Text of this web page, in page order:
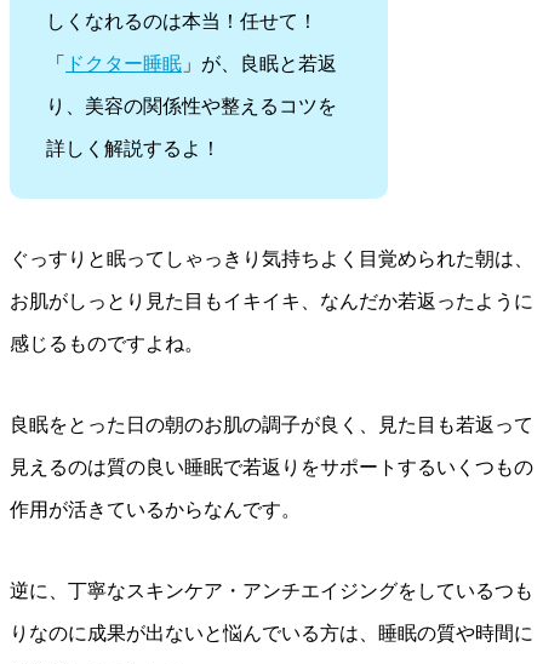
しくなれるのは本当！任せて！
「 ドクター睡眠 」が、良眠と若返
り、美容の関係性や整えるコツを
詳しく解説するよ！
ぐっすりと眠ってしゃっきり気持ちよく目覚められた朝は、
お肌がしっとり見た目もイキイキ、なんだか若返ったように
感じるものですよね。
良眠をとった日の朝のお肌の調子が良く、見た目も若返って
見えるのは質の良い睡眠で若返りをサポートするいくつもの
作用が活きているからなんです。
逆に、丁寧なスキンケア・アンチエイジングをしているつも
りなのに成果が出ないと悩んでいる方は、睡眠の質や時間に